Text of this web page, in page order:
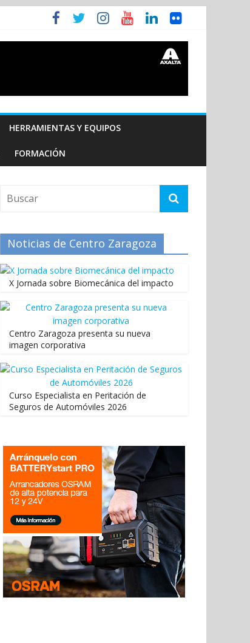
HERRAMIENTAS Y EQUIPOS
FORMACIÓN
Noticias de Centro Zaragoza
X Jornada sobre Biomecánica del impacto
Centro Zaragoza presenta su nueva
imagen corporativa
Curso Especialista en Peritación de
Seguros de Automóviles 2026